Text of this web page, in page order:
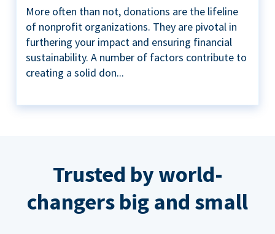
More often than not, donations are the lifeline
of nonprofit organizations. They are pivotal in
furthering your impact and ensuring financial
sustainability. A number of factors contribute to
creating a solid don...
Trusted by world-
changers big and small